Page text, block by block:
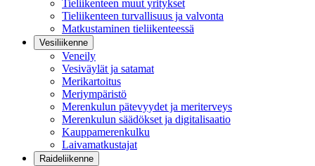
Tieliikenteen muut yritykset
Tieliikenteen turvallisuus ja valvonta
Matkustaminen tieliikenteessä
Vesiliikenne
Veneily
Vesiväylät ja satamat
Merikartoitus
Meriympäristö
Merenkulun pätevyydet ja meriterveys
Merenkulun säädökset ja digitalisaatio
Kauppamerenkulku
Laivamatkustajat
Raideliikenne